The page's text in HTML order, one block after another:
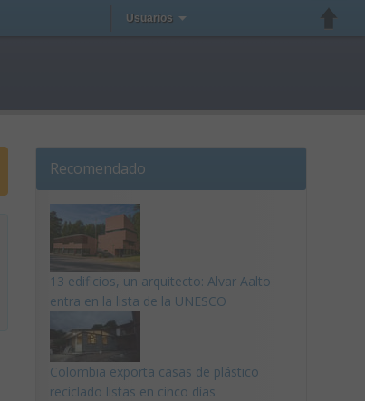
Usuarios
Recomendado
13 edificios, un arquitecto: Alvar Aalto
entra en la lista de la UNESCO
Colombia exporta casas de plástico
reciclado listas en cinco días